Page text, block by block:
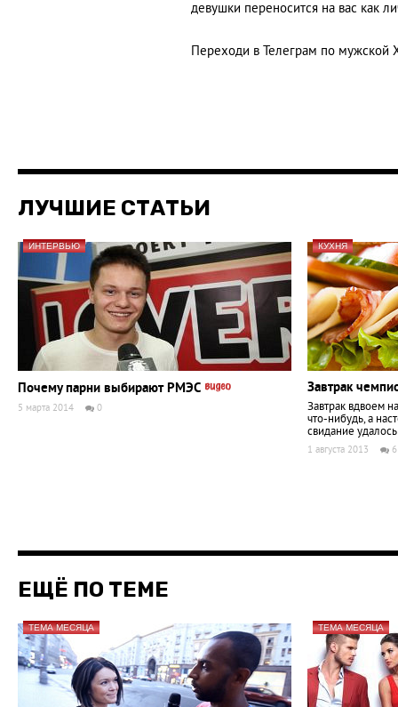
девушки переносится на вас как
Переходи в Телеграм по мужской
ЛУЧШИЕ СТАТЬИ
ИНТЕРВЬЮ
Почему парни выбирают РМЭС
5 марта 2014 0
КУХНЯ
Завтрак
Завтрак вдвоем
что-нибудь, а
свидание
1 августа 2013 6
ЕЩЁ ПО ТЕМЕ
ТЕМА МЕСЯЦА ТЕМА МЕСЯЦА